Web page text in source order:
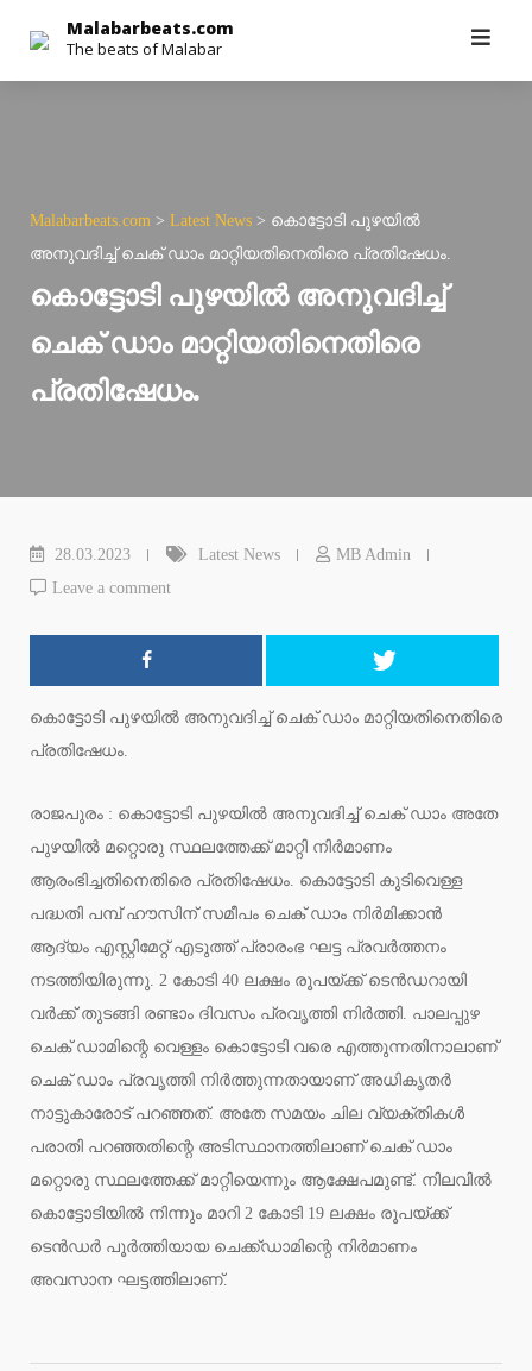
content
Malabarbeats.com
The beats of Malabar
Malabarbeats.com > Latest News > കൊട്ടോടി പുഴയിൽ
അനുവദിച്ച് ചെക് ഡാം മാറ്റിയതിനെതിരെ പ്രതിഷേധം.
കൊട്ടോടി പുഴയിൽ അനുവദിച്ച്
ചെക് ഡാം മാറ്റിയതിനെതിരെ
പ്രതിഷേധം.
28.03.2023 Latest News
MB Admin
Leave a comment
കൊട്ടോടി പുഴയിൽ അനുവദിച്ച് ചെക് ഡാം മാറ്റിയതിനെതിരെ
പ്രതിഷേധം.
രാജപുരം : കൊട്ടോടി പുഴയിൽ അനുവദിച്ച് ചെക് ഡാം അതേ
പുഴയിൽ മറ്റൊരു സ്ഥലത്തേക്ക് മാറ്റി നിർമാണം
ആരംഭിച്ചതിനെതിരെ പ്രതിഷേധം. കൊട്ടോടി കുടിവെള്ള
പദ്ധതി പമ്പ് ഹൗസിന് സമീപം ചെക് ഡാം നിർമിക്കാൻ
ആദ്യം എസ്റ്റിമേറ്റ് എടുത്ത് പ്രാരംഭ ഘട്ട പ്രവർത്തനം
നടത്തിയിരുന്നു. 2 കോടി 40 ലക്ഷം രൂപയ്ക്ക് ടെൻഡറായി
വർക്ക് തുടങ്ങി രണ്ടാം ദിവസം പ്രവൃത്തി നിർത്തി. പാലപ്പുഴ
ചെക് ഡാമിന്റെ വെള്ളം കൊട്ടോടി വരെ എത്തുന്നതിനാലാണ്
ചെക് ഡാം പ്രവൃത്തി നിർത്തുന്നതായാണ് അധികൃതർ
നാട്ടുകാരോട് പറഞ്ഞത്. അതേ സമയം ചില വ്യക്തികൾ
പരാതി പറഞ്ഞതിന്റെ അടിസ്ഥാനത്തിലാണ് ചെക് ഡാം
മറ്റൊരു സ്ഥലത്തേക്ക് മാറ്റിയെന്നും ആക്ഷേപമുണ്ട്. നിലവിൽ
കൊട്ടോടിയിൽ നിന്നും മാറി 2 കോടി 19 ലക്ഷം രൂപയ്ക്ക്
ടെൻഡർ പൂർത്തിയായ ചെക്ക്ഡാമിന്റെ നിർമാണം
അവസാന ഘട്ടത്തിലാണ്.